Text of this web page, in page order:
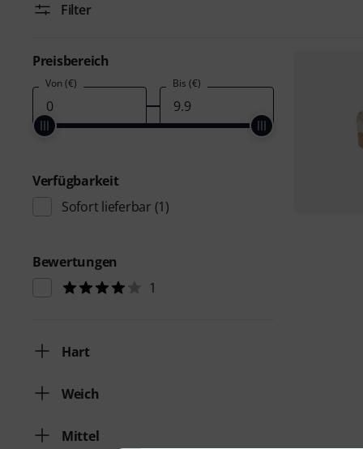
Filter
Preisbereich
Von (€) Bis (€)
Verfügbarkeit
Sofort lieferbar (1)
Bewertungen
1
Hart
Weich
Mittel